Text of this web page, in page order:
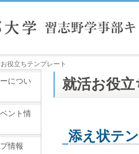
役立ちテンプレート
につい
ント情
情報
就活お役
添え状テ